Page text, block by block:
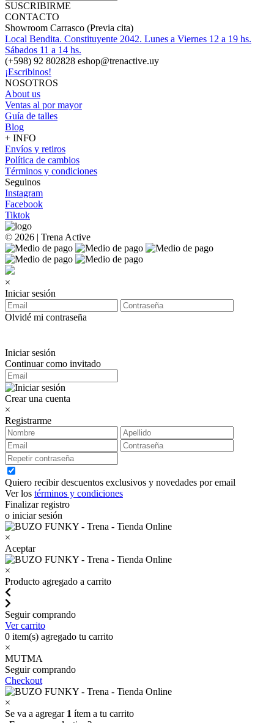
SUSCRIBIRME
CONTACTO
Showroom Carrasco (Previa cita)
Local Bendita. Constituyente 2042. Lunes a Viernes 12 a 19 hs.
Sábados 11 a 14 hs.
(+598) 92 802828 eshop@trenactive.uy
¡Escribinos!
NOSOTROS
About us
Ventas al por mayor
Guía de talles
Blog
+ INFO
Envíos y retiros
Política de cambios
Términos y condiciones
Seguinos
Instagram
Facebook
Tiktok
© 2026 | Trena Active
×
Iniciar sesión
Olvidé mi contraseña
Iniciar sesión
Continuar como invitado
Crear una cuenta
×
Registrarme
Quiero recibir descuentos exclusivos y novedades por email
Ver los términos y condiciones
Finalizar registro
o iniciar sesión
×
Aceptar
×
Producto agregado a carrito
Seguir comprando
Ver carrito
0 item(s) agregado tu carrito
×
MUTMA
Seguir comprando
Checkout
×
Se va a agregar 1 ítem a tu carrito